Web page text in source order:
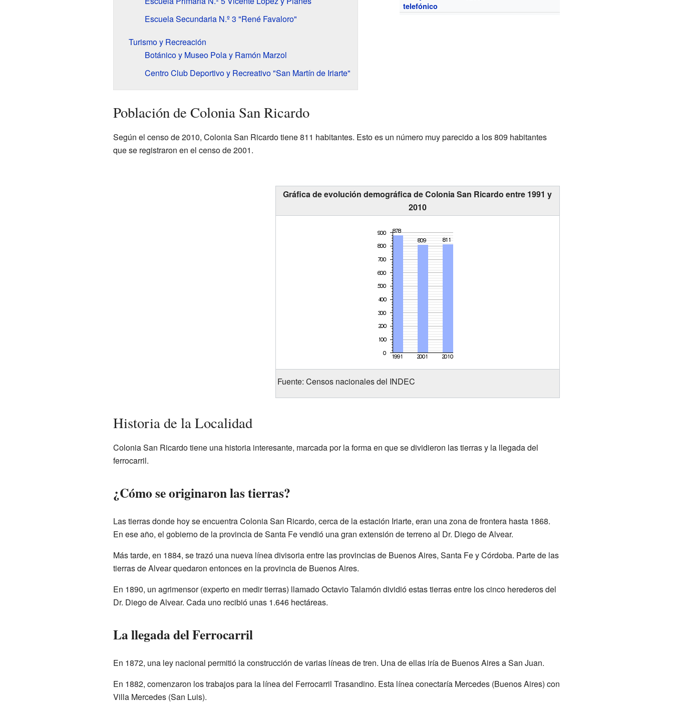
telefónico
Escuela Secundaria N.º 3 "René Favaloro"
Turismo y Recreación
Botánico y Museo Pola y Ramón Marzol
Centro Club Deportivo y Recreativo "San Martín de Iriarte"
Población de Colonia San Ricardo
Según el censo de 2010, Colonia San Ricardo tiene 811 habitantes. Esto es un número muy parecido a los 809 habitantes
que se registraron en el censo de 2001.
Gráfica de evolución demográfica de Colonia San Ricardo entre 1991 y
2010
Fuente: Censos nacionales del INDEC
Historia de la Localidad
Colonia San Ricardo tiene una historia interesante, marcada por la forma en que se dividieron las tierras y la llegada del
ferrocarril.
¿Cómo se originaron las tierras?
Las tierras donde hoy se encuentra Colonia San Ricardo, cerca de la estación Iriarte, eran una zona de frontera hasta 1868.
En ese año, el gobierno de la provincia de Santa Fe vendió una gran extensión de terreno al Dr. Diego de Alvear.
Más tarde, en 1884, se trazó una nueva línea divisoria entre las provincias de Buenos Aires, Santa Fe y Córdoba. Parte de las
tierras de Alvear quedaron entonces en la provincia de Buenos Aires.
En 1890, un agrimensor (experto en medir tierras) llamado Octavio Talamón dividió estas tierras entre los cinco herederos del
Dr. Diego de Alvear. Cada uno recibió unas 1.646 hectáreas.
La llegada del Ferrocarril
En 1872, una ley nacional permitió la construcción de varias líneas de tren. Una de ellas iría de Buenos Aires a San Juan.
En 1882, comenzaron los trabajos para la línea del Ferrocarril Trasandino. Esta línea conectaría Mercedes (Buenos Aires) con
Villa Mercedes (San Luis).